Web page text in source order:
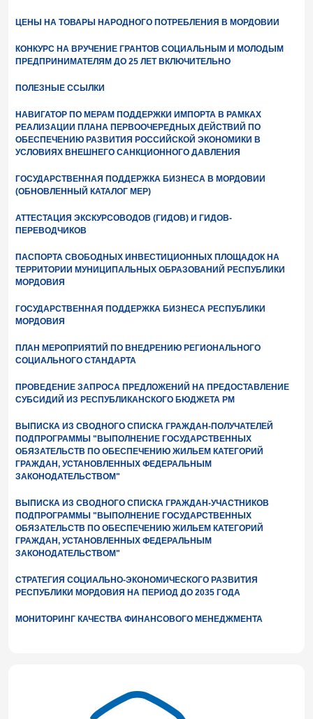
ЦЕНЫ НА ТОВАРЫ НАРОДНОГО ПОТРЕБЛЕНИЯ В МОРДОВИИ
КОНКУРС НА ВРУЧЕНИЕ ГРАНТОВ СОЦИАЛЬНЫМ И МОЛОДЫМ
ПРЕДПРИНИМАТЕЛЯМ ДО 25 ЛЕТ ВКЛЮЧИТЕЛЬНО
ПОЛЕЗНЫЕ ССЫЛКИ
НАВИГАТОР ПО МЕРАМ ПОДДЕРЖКИ ИМПОРТА В РАМКАХ
РЕАЛИЗАЦИИ ПЛАНА ПЕРВООЧЕРЕДНЫХ ДЕЙСТВИЙ ПО
ОБЕСПЕЧЕНИЮ РАЗВИТИЯ РОССИЙСКОЙ ЭКОНОМИКИ В
УСЛОВИЯХ ВНЕШНЕГО САНКЦИОННОГО ДАВЛЕНИЯ
ГОСУДАРСТВЕННАЯ ПОДДЕРЖКА БИЗНЕСА В МОРДОВИИ
(ОБНОВЛЕННЫЙ КАТАЛОГ МЕР)
АТТЕСТАЦИЯ ЭКСКУРСОВОДОВ (ГИДОВ) И ГИДОВ-
ПЕРЕВОДЧИКОВ
ПАСПОРТА СВОБОДНЫХ ИНВЕСТИЦИОННЫХ ПЛОЩАДОК НА
ТЕРРИТОРИИ МУНИЦИПАЛЬНЫХ ОБРАЗОВАНИЙ РЕСПУБЛИКИ
МОРДОВИЯ
ГОСУДАРСТВЕННАЯ ПОДДЕРЖКА БИЗНЕСА РЕСПУБЛИКИ
МОРДОВИЯ
ПЛАН МЕРОПРИЯТИЙ ПО ВНЕДРЕНИЮ РЕГИОНАЛЬНОГО
СОЦИАЛЬНОГО СТАНДАРТА
ПРОВЕДЕНИЕ ЗАПРОСА ПРЕДЛОЖЕНИЙ НА ПРЕДОСТАВЛЕНИЕ
СУБСИДИЙ ИЗ РЕСПУБЛИКАНСКОГО БЮДЖЕТА РМ
ВЫПИСКА ИЗ СВОДНОГО СПИСКА ГРАЖДАН-ПОЛУЧАТЕЛЕЙ
ПОДПРОГРАММЫ "ВЫПОЛНЕНИЕ ГОСУДАРСТВЕННЫХ
ОБЯЗАТЕЛЬСТВ ПО ОБЕСПЕЧЕНИЮ ЖИЛЬЕМ КАТЕГОРИЙ
ГРАЖДАН, УСТАНОВЛЕННЫХ ФЕДЕРАЛЬНЫМ
ЗАКОНОДАТЕЛЬСТВОМ"
ВЫПИСКА ИЗ СВОДНОГО СПИСКА ГРАЖДАН-УЧАСТНИКОВ
ПОДПРОГРАММЫ "ВЫПОЛНЕНИЕ ГОСУДАРСТВЕННЫХ
ОБЯЗАТЕЛЬСТВ ПО ОБЕСПЕЧЕНИЮ ЖИЛЬЕМ КАТЕГОРИЙ
ГРАЖДАН, УСТАНОВЛЕННЫХ ФЕДЕРАЛЬНЫМ
ЗАКОНОДАТЕЛЬСТВОМ"
СТРАТЕГИЯ СОЦИАЛЬНО-ЭКОНОМИЧЕСКОГО РАЗВИТИЯ
РЕСПУБЛИКИ МОРДОВИЯ НА ПЕРИОД ДО 2035 ГОДА
МОНИТОРИНГ КАЧЕСТВА ФИНАНСОВОГО МЕНЕДЖМЕНТА